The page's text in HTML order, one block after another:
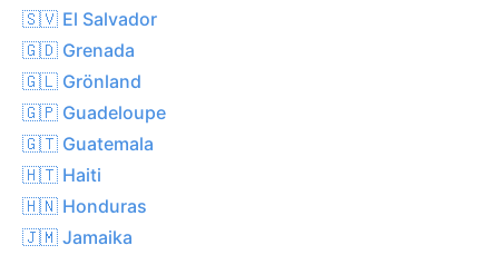
🇸🇻 El Salvador
🇬🇩 Grenada
🇬🇱 Grönland
🇬🇵 Guadeloupe
🇬🇹 Guatemala
🇭🇹 Haiti
🇭🇳 Honduras
🇯🇲 Jamaika